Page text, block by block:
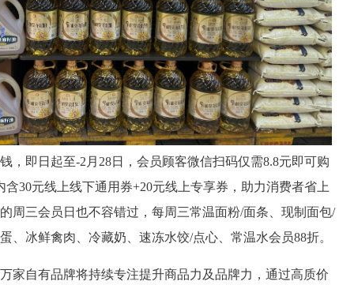
即日起至-2月28日，会员顾客微信扫码仅需8.8元即可购
含30元线上线下通用券+20元线上专享券，助力消费者省上
周三会员日也不容错过，每周三常温面粉/面条、现制面包/
、冰鲜禽肉、冷藏奶、速冻水饺/点心、常温水会员88折。
自有品牌将持续专注提升商品力及品牌力，通过高质价